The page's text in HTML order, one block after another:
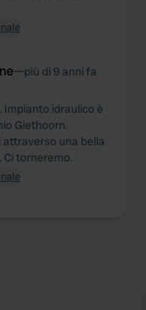
—più di 9 anni fa
Impianto idraulico è
Giethoorn.
una bella
torneremo.